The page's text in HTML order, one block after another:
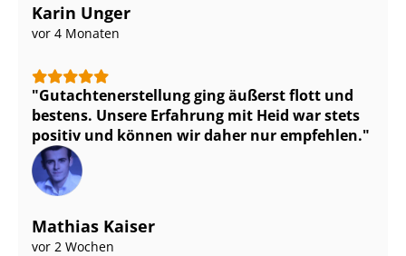
Karin Unger
vor 4 Monaten
Gut­ach­ten­er­stel­lung ging äußerst flott und
bestens. Unsere Erfahrung mit Heid war stets
positiv und können wir daher nur empfehlen.
Mathias Kaiser
vor 2 Wochen